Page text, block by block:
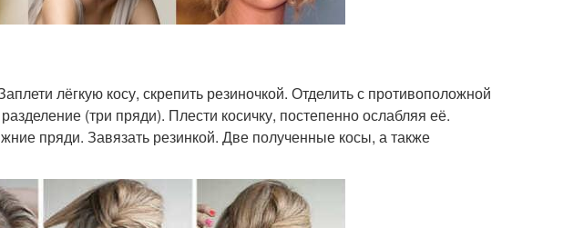
лёгкую косу, скрепить резиночкой. Отделить с противоположной
(три пряди). Плести косичку, постепенно ослабляя её.
пряди. Завязать резинкой. Две полученные косы, а также